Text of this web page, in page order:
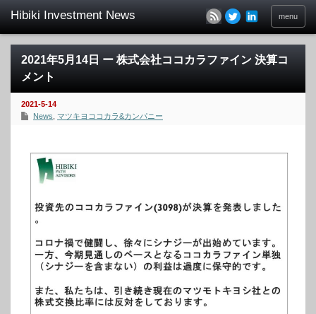
menu
2021年5月14日 ー 株式会社ココカラファイン 決算コ
メント
2021-5-14
News
マツキヨココカラ&カンパニー